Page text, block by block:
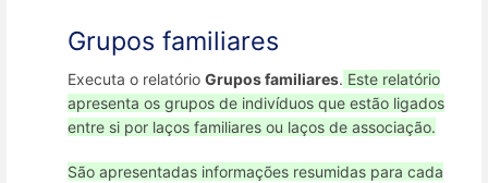
Grupos familiares
Executa o relatório Grupos familiares. Este relatório
apresenta os grupos de indivíduos que estão ligados
entre si por laços familiares ou laços de associação.
São apresentadas informações resumidas para cada